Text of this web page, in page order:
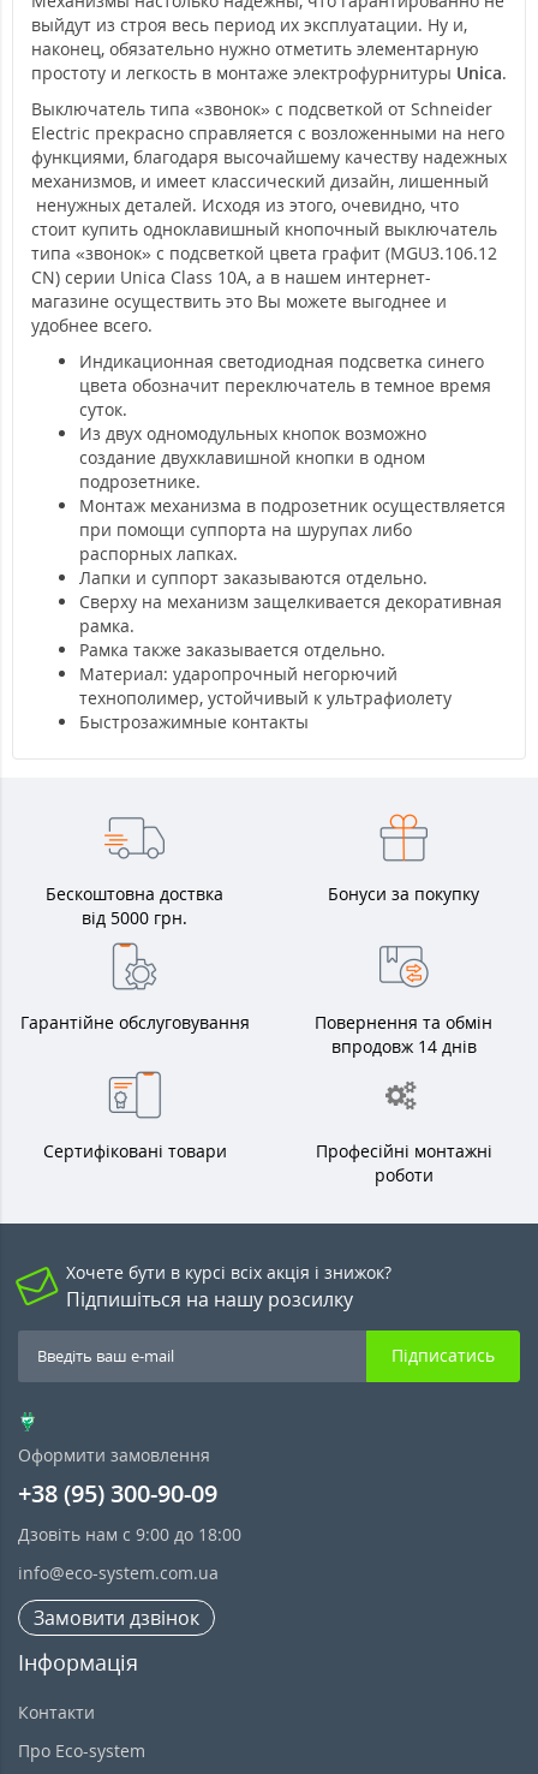
выйдут из строя весь период их эксплуатации. Ну и,
наконец, обязательно нужно отметить элементарную
простоту и легкость в монтаже электрофурнитуры Unica.
Выключатель типа «звонок» с подсветкой от Schneider
Electric прекрасно справляется с возложенными на него
функциями, благодаря высочайшему качеству надежных
механизмов, и имеет классический дизайн, лишенный
ненужных деталей. Исходя из этого, очевидно, что
стоит купить одноклавишный кнопочный выключатель
типа «звонок» с подсветкой цвета графит (MGU3.106.12
CN) серии Unica Class 10А, а в нашем интернет-
магазине осуществить это Вы можете выгоднее и
удобнее всего.
Индикационная светодиодная подсветка синего
цвета обозначит переключатель в темное время
суток.
Из двух одномодульных кнопок возможно
создание двухклавишной кнопки в одном
подрозетнике.
Монтаж механизма в подрозетник осуществляется
при помощи суппорта на шурупах либо
распорных лапках.
Лапки и суппорт заказываются отдельно.
Сверху на механизм защелкивается декоративная
рамка.
Рамка также заказывается отдельно.
Материал: ударопрочный негорючий
технополимер, устойчивый к ультрафиолету
Быстрозажимные контакты
Бескоштовна доствка
від 5000 грн.
Бонуси за покупку
Гарантійне обслуговування
Повернення та обмін
впродовж 14 днів
Сертифіковані товари
Професійні монтажні
роботи
Хочете бути в курсі всіх акція і знижок?
Підпишіться на нашу розсилку
Підписатись
Оформити замовлення
+38 (95) 300-90-09
Дзовіть нам с 9:00 до 18:00
info@eco-system.com.ua
Замовити дзвінок
Інформація
Контакти
Про Eco-system